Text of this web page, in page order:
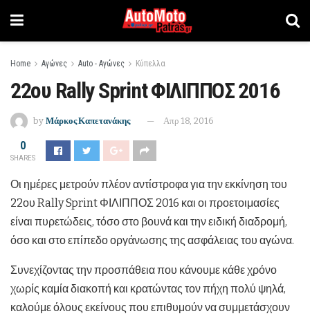
Home Αγώνες Auto - Αγώνες Κύπελλα
22ου Rally Sprint ΦΙΛΙΠΠΟΣ 2016
by Μάρκος Καπετανάκης Απρ 18, 2016
0
SHARES
Οι ημέρες μετρούν πλέον αντίστροφα για την εκκίνηση του
22ου Rally Sprint ΦΙΛΙΠΠΟΣ 2016 και οι προετοιμασίες
είναι πυρετώδεις, τόσο στο βουνά και την ειδική διαδρομή,
όσο και στο επίπεδο οργάνωσης της ασφάλειας του αγώνα.
Συνεχίζοντας την προσπάθεια που κάνουμε κάθε χρόνο
χωρίς καμία διακοπή και κρατώντας τον πήχη πολύ ψηλά,
καλούμε όλους εκείνους που επιθυμούν να συμμετάσχουν